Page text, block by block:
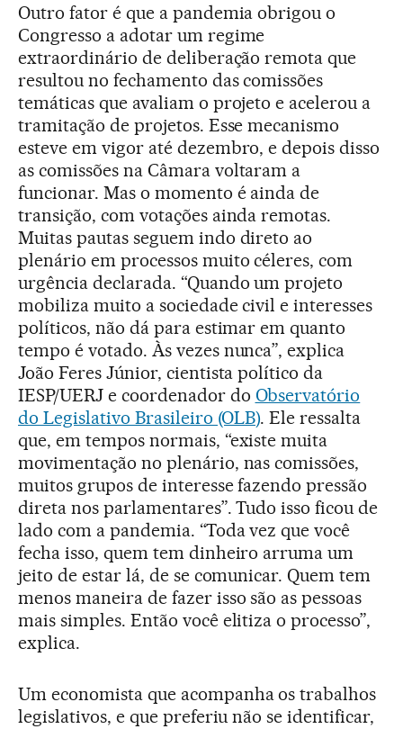
Outro fator é que a pandemia obrigou o
Congresso a adotar um regime
extraordinário de deliberação remota que
resultou no fechamento das comissões
temáticas que avaliam o projeto e acelerou a
tramitação de projetos. Esse mecanismo
esteve em vigor até dezembro, e depois disso
as comissões na Câmara voltaram a
funcionar. Mas o momento é ainda de
transição, com votações ainda remotas.
Muitas pautas seguem indo direto ao
plenário em processos muito céleres, com
urgência declarada. “Quando um projeto
mobiliza muito a sociedade civil e interesses
políticos, não dá para estimar em quanto
tempo é votado. Às vezes nunca”, explica
João Feres Júnior, cientista político da
IESP/UERJ e coordenador do Observatório
do Legislativo Brasileiro (OLB). Ele ressalta
que, em tempos normais, “existe muita
movimentação no plenário, nas comissões,
muitos grupos de interesse fazendo pressão
direta nos parlamentares”. Tudo isso ficou de
lado com a pandemia. “Toda vez que você
fecha isso, quem tem dinheiro arruma um
jeito de estar lá, de se comunicar. Quem tem
menos maneira de fazer isso são as pessoas
mais simples. Então você elitiza o processo”,
explica.
Um economista que acompanha os trabalhos
legislativos, e que preferiu não se identificar,